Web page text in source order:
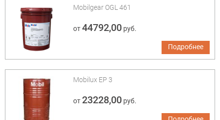
Mobilgear OGL 461
от44792,00руб.
Подробнее
Mobilux EP 3
от 23228,00руб.